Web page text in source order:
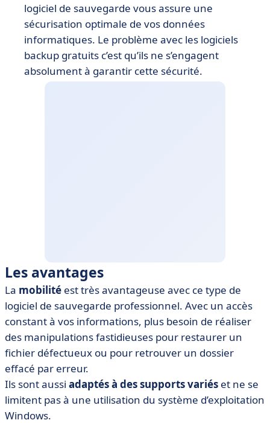
logiciel de sauvegarde vous assure une
sécurisation optimale de vos données
informatiques. Le problème avec les logiciels
backup gratuits c’est qu’ils ne s’engagent
absolument à garantir cette sécurité.
Les avantages
La mobilité est très avantageuse avec ce type de
logiciel de sauvegarde professionnel. Avec un accès
constant à vos informations, plus besoin de réaliser
des manipulations fastidieuses pour restaurer un
fichier défectueux ou pour retrouver un dossier
effacé par erreur.
Ils sont aussi adaptés à des supports variés et ne se
limitent pas à une utilisation du système d’exploitation
Windows.